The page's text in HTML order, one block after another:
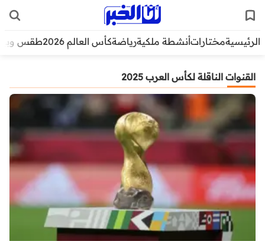
الرئيسيةمختاراتأنشطة ملكيةرياضةكأس العالم 2026 طقس
القنوات الناقلة لكأس العرب 2025